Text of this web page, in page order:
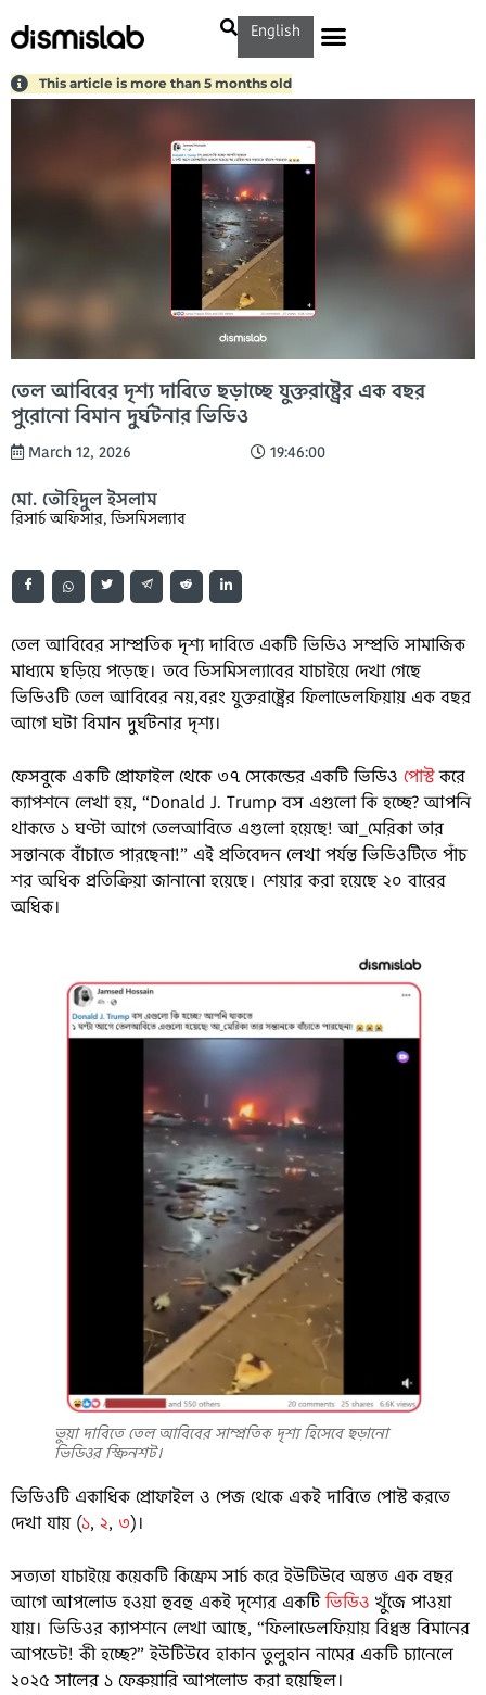
English
This article is more than 5 months old
তেল আবিবের দৃশ্য দাবিতে ছড়াচ্ছে যুক্তরাষ্ট্রের এক বছর
পুরোনো বিমান দুর্ঘটনার ভিডিও
March 12, 2026 19:46:00
মো. তৌহিদুল ইসলাম
রিসার্চ অফিসার, ডিসমিসল্যাব
তেল আবিবের সাম্প্রতিক দৃশ্য দাবিতে একটি ভিডিও সম্প্রতি সামাজিক
মাধ্যমে ছড়িয়ে পড়েছে। তবে ডিসমিসল্যাবের যাচাইয়ে দেখা গেছে
ভিডিওটি তেল আবিবের নয়,বরং যুক্তরাষ্ট্রের ফিলাডেলফিয়ায় এক বছর
আগে ঘটা বিমান দুর্ঘটনার দৃশ্য।
ফেসবুকে একটি প্রোফাইল থেকে ৩৭ সেকেন্ডের একটি ভিডিও পোস্টকরে
ক্যাপশনে লেখা হয়, “Donald J. Trump বস এগুলো কি হচ্ছে? আপনি
থাকতে ১ ঘণ্টা আগে তেলআবিতে এগুলো হয়েছে! আ_মেরিকা তার
সন্তানকে বাঁচাতে পারছেনা!” এই প্রতিবেদন লেখা পর্যন্ত ভিডিওটিতে পাঁচ
শর অধিক প্রতিক্রিয়া জানানো হয়েছে। শেয়ার করা হয়েছে ২০ বারের
অধিক।
ভুয়া দাবিতে তেল আবিবের সাম্প্রতিক দৃশ্য হিসেবে ছড়ানো
ভিডিওর স্ক্রিনশট।
ভিডিওটি একাধিক প্রোফাইল ও পেজ থেকে একই দাবিতে পোস্ট করতে
দেখা যায় (১, ২, ৩)।
সত্যতা যাচাইয়ে কয়েকটি কিফ্রেম সার্চ করে ইউটিউবে অন্তত এক বছর
আগে আপলোড হওয়া হুবহু একই দৃশ্যের একটিভিডিও খুঁজে পাওয়া
যায়। ভিডিওর ক্যাপশনে লেখা আছে, “ফিলাডেলফিয়ায় বিধ্বস্ত বিমানের
আপডেট! কী হচ্ছে?” ইউটিউবে হাকান তুলুহান নামের একটি চ্যানেলে
২০২৫ সালের ১ ফেব্রুয়ারি আপলোড করা হয়েছিল।